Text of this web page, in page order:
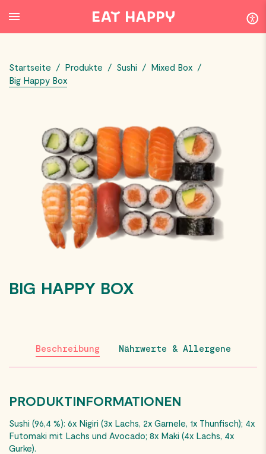
Startseite / Produkte / Sushi / Mixed Box /
Big Happy Box
BIG HAPPY BOX
Beschreibung Nährwerte & Allergene
PRODUKTINFORMATIONEN
Sushi (96,4 %): 6x Nigiri (3x Lachs, 2x Garnele, 1x Thunfisch); 4x
Futomaki mit Lachs und Avocado; 8x Maki (4x Lachs, 4x
Gurke).